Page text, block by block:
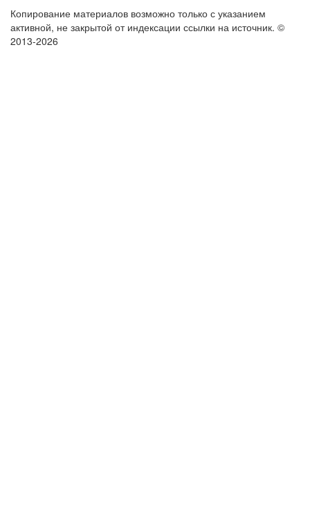
Копирование материалов возможно только с указанием
активной, не закрытой от индексации ссылки на источник. ©
2013-2026